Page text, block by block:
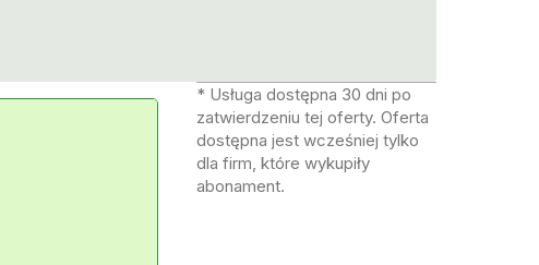
* Usługa dostępna 30 dni po
zatwierdzeniu tej oferty. Oferta
dostępna jest wcześniej tylko
dla firm, które wykupiły
abonament.